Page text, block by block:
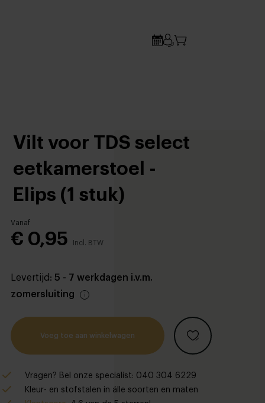
Vilt voor TDS select
eetkamerstoel -
Elips (1 stuk)
Vanaf
€ 0,95 Incl. BTW
Levertijd: 5 - 7 werkdagen i.v.m.
zomersluiting
Voeg toe aan winkelwagen
Vragen? Bel onze specialist: 040 304 6229
Kleur- en stofstalen in álle soorten en maten